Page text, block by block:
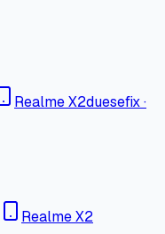
Realme X2duesefix·
Realme X2